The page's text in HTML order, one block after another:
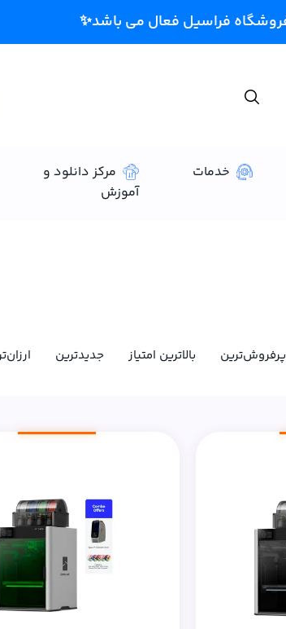
خدمات
مرکز دانلود و
آموزش
پرفروش‌ترین بالاترین امتیاز جدیدترین